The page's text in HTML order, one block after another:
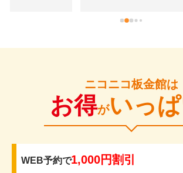
ニコニコ板金館は
お得がいっ
WEB予約で1,000円割引